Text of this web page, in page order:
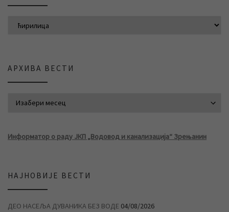
АРХИВА ВЕСТИ
Информатор о раду ЈКП „Водовод и канализација“ Зрењанин
НАЈНОВИЈЕ ВЕСТИ
ДЕО НАСЕЉА ДУВАНИКА БЕЗ ВОДЕ 04/08/2026